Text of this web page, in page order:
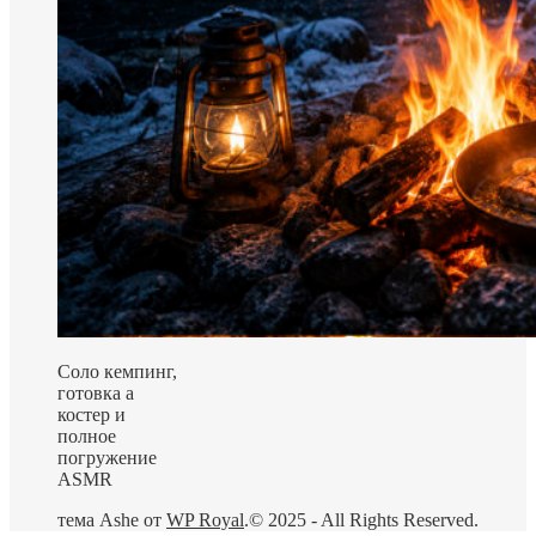
Соло кемпинг,
готовка а
костер и
полное
погружение
ASMR
© 2025 - All Rights Reserved.
тема Ashe от WP Royal.